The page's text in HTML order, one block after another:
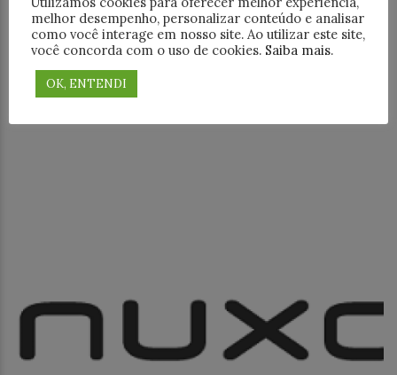
18+ Facebook LinkedIn
WhatsApp Threads Telegram
E-mail
melhor desempenho, personalizar conteúdo e analisar
como você interage em nosso site. Ao utilizar este site,
você concorda com o uso de cookies. Saiba mais.
OK, ENTENDI